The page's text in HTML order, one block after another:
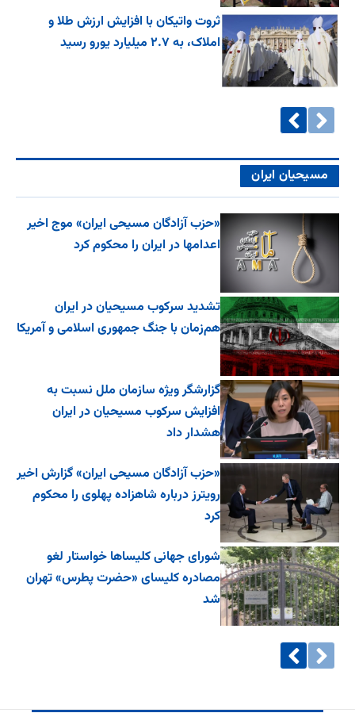
ثروت واتیکان با افزایش ارزش طلا و
املاک، به ۲.۷ میلیارد یورو رسید
مسیحیان ایران
«حزب آزادگان مسیحی ایران» موج اخیر
اعدامها در ایران را محکوم کرد
تشدید سرکوب مسیحیان در ایران
هم‌زمان با جنگ جمهوری اسلامی و آمریکا
گزارشگر ویژه سازمان ملل نسبت به
افزایش سرکوب مسیحیان در ایران
هشدار داد
«حزب آزادگان مسیحی ایران» گزارش اخیر
رویترز درباره شاهزاده پهلوی را محکوم
کرد
شورای جهانی کلیساها خواستار لغو
مصادره کلیسای «حضرت پطرس» تهران
شد